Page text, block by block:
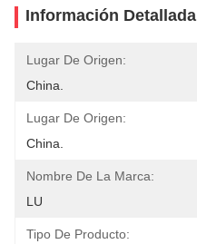
Información Detallada
Lugar De Origen:
China.
Lugar De Origen:
China.
Nombre De La Marca:
LU
Tipo De Producto: